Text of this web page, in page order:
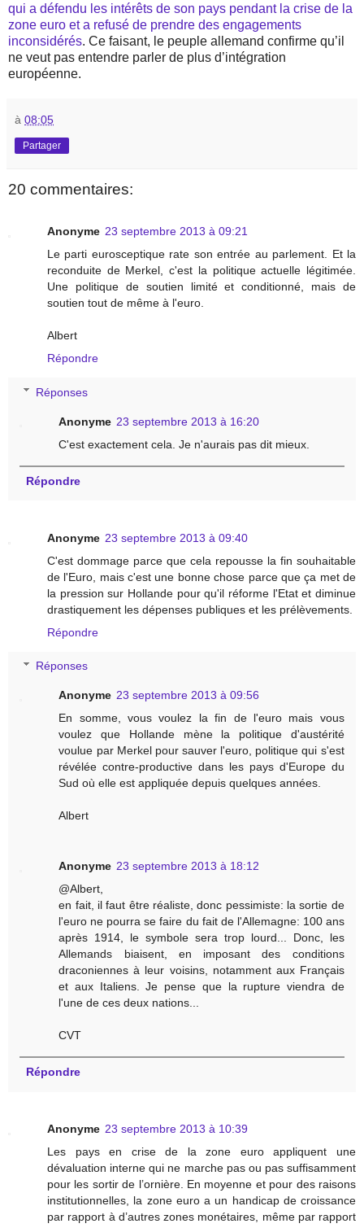
qui a défendu les intérêts de son pays pendant la crise de la
zone euro et a refusé de prendre des engagements
inconsidérés. Ce faisant, le peuple allemand confirme qu’il
ne veut pas entendre parler de plus d’intégration
européenne.
à 08:05
Partager
20 commentaires:
Anonyme 23 septembre 2013 à 09:21
Le parti eurosceptique rate son entrée au parlement. Et la
reconduite de Merkel, c'est la politique actuelle légitimée.
Une politique de soutien limité et conditionné, mais de
soutien tout de même à l'euro.
Albert
Répondre
Réponses
Anonyme 23 septembre 2013 à 16:20
C'est exactement cela. Je n'aurais pas dit mieux.
Répondre
Anonyme 23 septembre 2013 à 09:40
C'est dommage parce que cela repousse la fin souhaitable
de l'Euro, mais c'est une bonne chose parce que ça met de
la pression sur Hollande pour qu'il réforme l'Etat et diminue
drastiquement les dépenses publiques et les prélèvements.
Répondre
Réponses
Anonyme 23 septembre 2013 à 09:56
En somme, vous voulez la fin de l'euro mais vous
voulez que Hollande mène la politique d'austérité
voulue par Merkel pour sauver l'euro, politique qui s'est
révélée contre-productive dans les pays d'Europe du
Sud où elle est appliquée depuis quelques années.
Albert
Anonyme 23 septembre 2013 à 18:12
@Albert,
en fait, il faut être réaliste, donc pessimiste: la sortie de
l'euro ne pourra se faire du fait de l'Allemagne: 100 ans
après 1914, le symbole sera trop lourd... Donc, les
Allemands biaisent, en imposant des conditions
draconiennes à leur voisins, notamment aux Français
et aux Italiens. Je pense que la rupture viendra de
l'une de ces deux nations...
CVT
Répondre
Anonyme 23 septembre 2013 à 10:39
Les pays en crise de la zone euro appliquent une
dévaluation interne qui ne marche pas ou pas suffisamment
pour les sortir de l’ornière. En moyenne et pour des raisons
institutionnelles, la zone euro a un handicap de croissance
par rapport à d’autres zones monétaires, même par rapport